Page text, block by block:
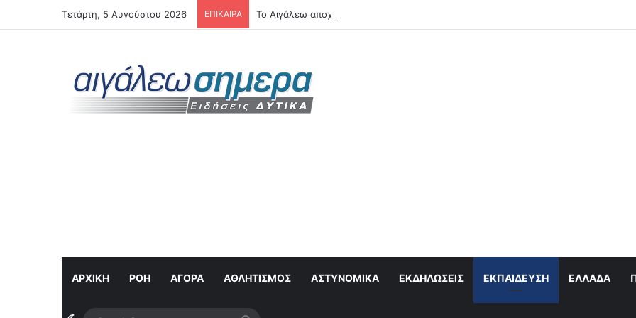
Τετάρτη, 5 Αυγούστου 2026 ΕΠΙΚΑΙΡΑ Το Αιγάλεω αποχαιρετά τον Λάκη Χαλκιά
ΑΡΧΙΚΗ ΡΟΉ ΑΓΟΡΆ ΑΘΛΗΤΙΣΜΌΣ ΑΣΤΥΝΟΜΙΚΆ ΕΚΔΗΛΏΣΕΙΣ ΕΚΠΑΊΔΕΥΣΗ ΕΛΛΆΔΑ